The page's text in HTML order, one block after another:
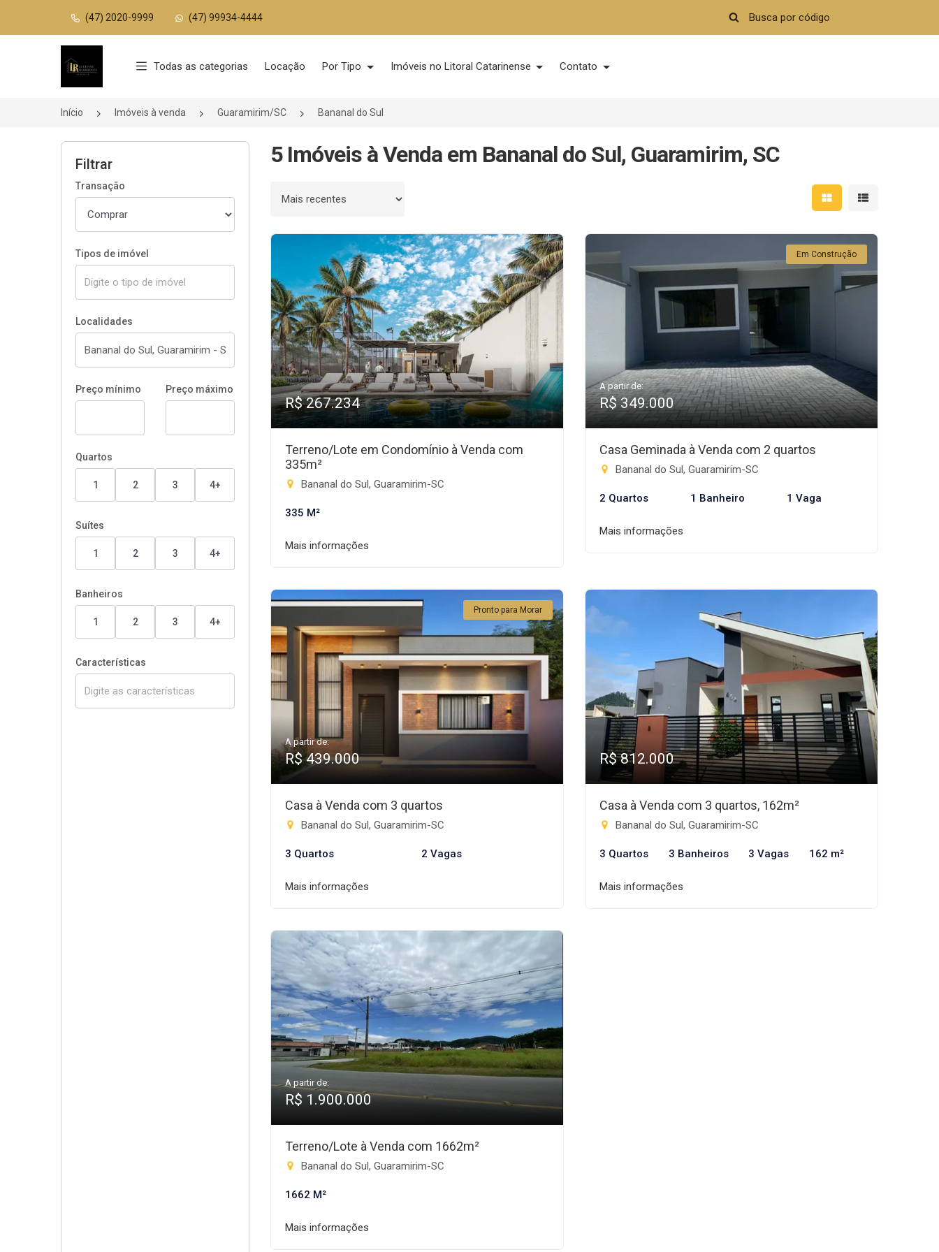
(47) 2020-9999 (47) 99934-4444
Página inicial
Todas as categorias Locação Por Tipo Imóveis no Litoral Catarinense Contato
Início Imóveis à venda Guaramirim/SC Bananal do Sul
Filtrar
Transação
Tipos de imóvel
Localidades
Preço mínimo Preço máximo
Quartos
1 2 3 4+
Suítes
1 2 3 4+
Banheiros
1 2 3 4+
Características
5 Imóveis à Venda em Bananal do Sul, Guaramirim, SC
Ordenar por Mostrar resultados em
Mostrar
R$ 267.234
Terreno/Lote em Condomínio à Venda com
335m²
Bananal do Sul, Guaramirim-SC
335 M²
Mais informações
Em Construção
A partir de:
R$ 349.000
Casa Geminada à Venda com 2 quartos
Bananal do Sul, Guaramirim-SC
2 Quartos 1 Banheiro 1 Vaga
Mais informações
Pronto para Morar
A partir de:
R$ 439.000
Casa à Venda com 3 quartos
Bananal do Sul, Guaramirim-SC
3 Quartos 2 Vagas
Mais informações
R$ 812.000
Casa à Venda com 3 quartos, 162m²
Bananal do Sul, Guaramirim-SC
3 Quartos 3 Banheiros 3 Vagas 162 m²
Mais informações
A partir de:
R$ 1.900.000
Terreno/Lote à Venda com 1662m²
Bananal do Sul, Guaramirim-SC
1662 M²
Mais informações